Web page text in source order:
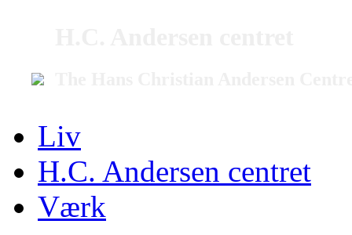
Liv
H.C. Andersen centret
Værk